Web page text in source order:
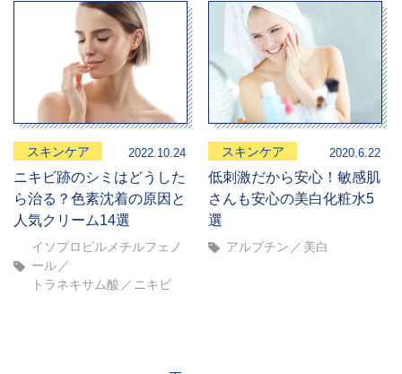
スキンケア 2022.10.24
ニキビ跡のシミはどうした
ら治る？色素沈着の原因と
人気クリーム14選
イソプロピルメチルフェノ
ール
トラネキサム酸
ニキビ
スキンケア 2020.6.22
低刺激だから安心！敏感肌
さんも安心の美白化粧水5
選
アルブチン 美白